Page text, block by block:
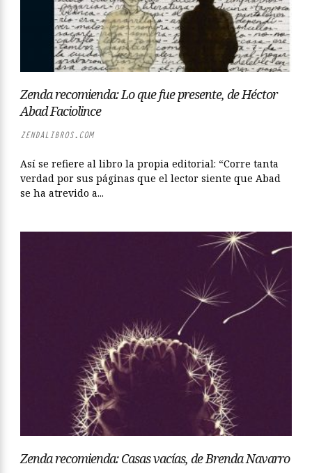
Zenda recomienda: Lo que fue presente, de Héctor
Abad Faciolince
ZENDALIBROS.COM
Así se refiere al libro la propia editorial: “Corre tanta
verdad por sus páginas que el lector siente que Abad
se ha atrevido a...
Zenda recomienda: Casas vacías, de Brenda Navarro